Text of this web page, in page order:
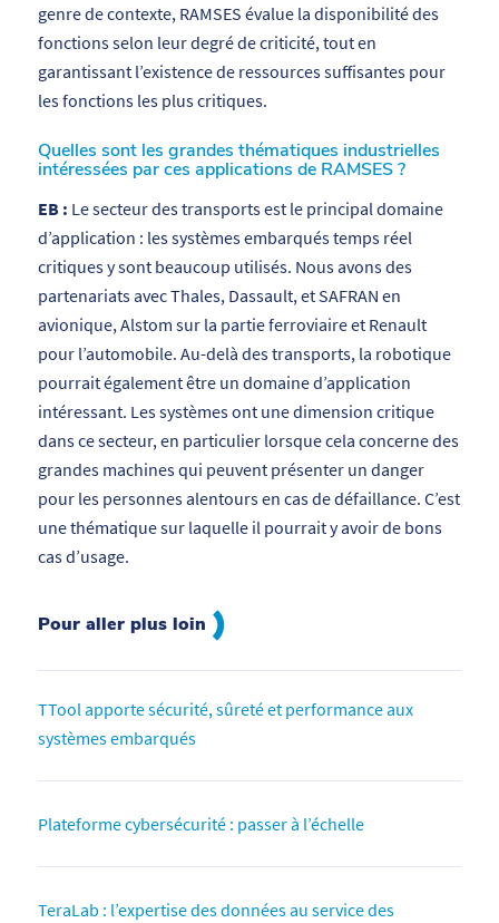
genre de contexte, RAMSES évalue la disponibilité des
fonctions selon leur degré de criticité, tout en
garantissant l’existence de ressources suffisantes pour
les fonctions les plus critiques.
Quelles sont les grandes thématiques industrielles
intéressées par ces applications de RAMSES ?
EB : Le secteur des transports est le principal domaine
d’application : les systèmes embarqués temps réel
critiques y sont beaucoup utilisés. Nous avons des
partenariats avec Thales, Dassault, et SAFRAN en
avionique, Alstom sur la partie ferroviaire et Renault
pour l’automobile. Au-delà des transports, la robotique
pourrait également être un domaine d’application
intéressant. Les systèmes ont une dimension critique
dans ce secteur, en particulier lorsque cela concerne des
grandes machines qui peuvent présenter un danger
pour les personnes alentours en cas de défaillance. C’est
une thématique sur laquelle il pourrait y avoir de bons
cas d’usage.
Pour aller plus loin
TTool apporte sécurité, sûreté et performance aux
systèmes embarqués
Plateforme cybersécurité : passer à l’échelle
TeraLab : l’expertise des données au service des